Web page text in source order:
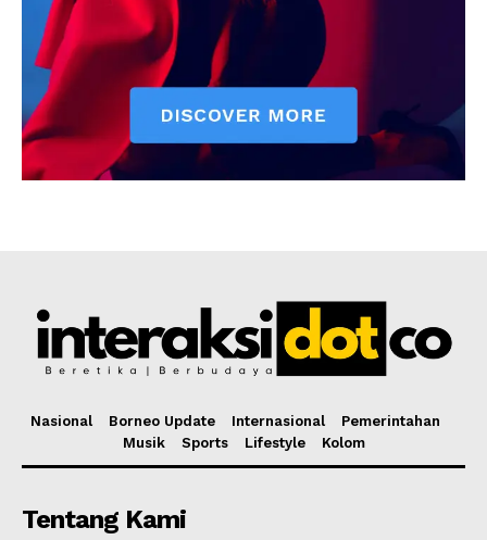
Nasional Borneo Update Internasional
Pemerintahan
Musik
Sports Lifestyle Kolom
Tentang Kami